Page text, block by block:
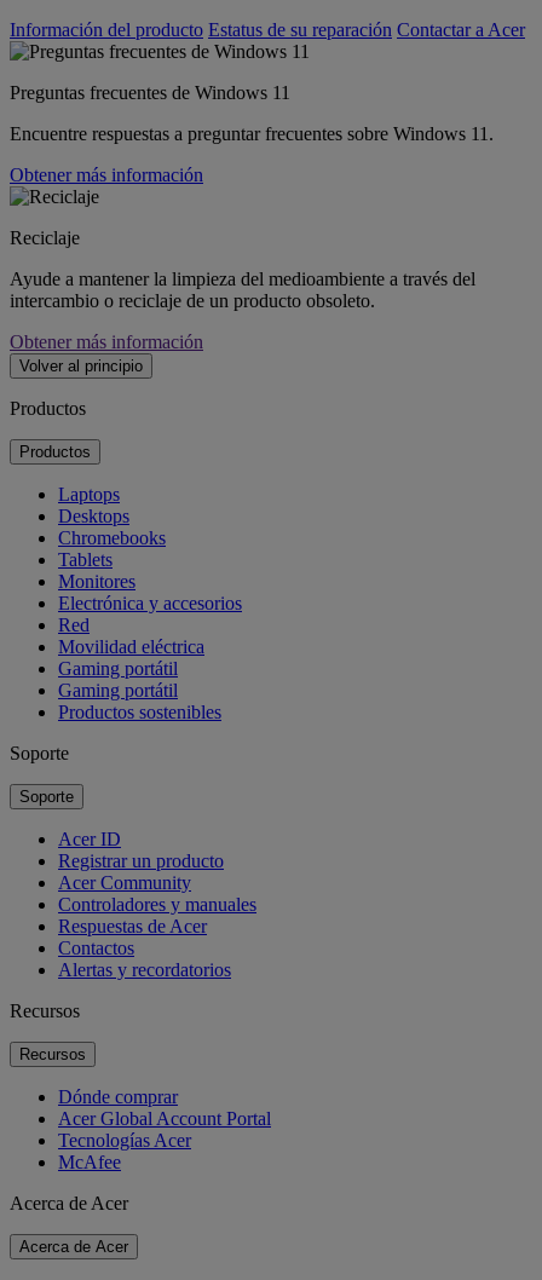
Información del producto Estatus de su reparación Contactar a Acer
Preguntas frecuentes de Windows 11
Encuentre respuestas a preguntar frecuentes sobre Windows 11.
Obtener más información
Reciclaje
Ayude a mantener la limpieza del medioambiente a través del
intercambio o reciclaje de un producto obsoleto.
Obtener más información
Volver al principio
Productos
Productos
Laptops
Desktops
Chromebooks
Tablets
Monitores
Electrónica y accesorios
Red
Movilidad eléctrica
Gaming portátil
Gaming portátil
Productos sostenibles
Soporte
Soporte
Acer ID
Registrar un producto
Acer Community
Controladores y manuales
Respuestas de Acer
Contactos
Alertas y recordatorios
Recursos
Recursos
Dónde comprar
Acer Global Account Portal
Tecnologías Acer
McAfee
Acerca de Acer
Acerca de Acer